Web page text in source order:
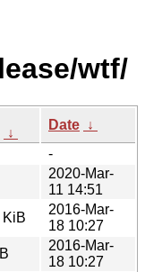
wtf/
↓
Date ↓
-
2020-Mar-
11 14:51
KiB
2016-Mar-
18 10:27
2016-Mar-
18 10:27